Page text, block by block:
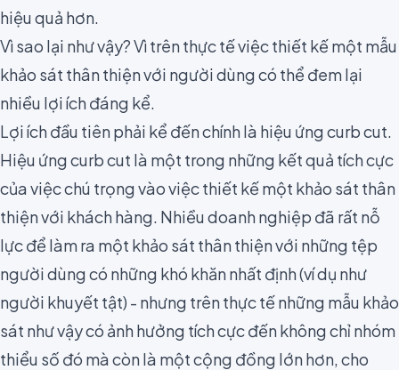
hiệu quả hơn.
Vì sao lại như vậy? Vì trên thực tế việc thiết kế một mẫu
khảo sát thân thiện với người dùng có thể đem lại
nhiều lợi ích đáng kể.
Lợi ích đầu tiên phải kể đến chính là hiệu ứng curb cut.
Hiệu ứng curb cut là một trong những kết quả tích cực
của việc chú trọng vào việc thiết kế một khảo sát thân
thiện với khách hàng. Nhiều doanh nghiệp đã rất nỗ
lực để làm ra một khảo sát thân thiệnvới những tệp
người dùng có những khó khăn nhất định (ví dụ như
người khuyết tật) - nhưng trên thực tế những mẫu khảo
sát như vậy có ảnh hưởng tích cực đến không chỉ nhóm
thiểu số đó mà còn là một cộng đồng lớn hơn, cho